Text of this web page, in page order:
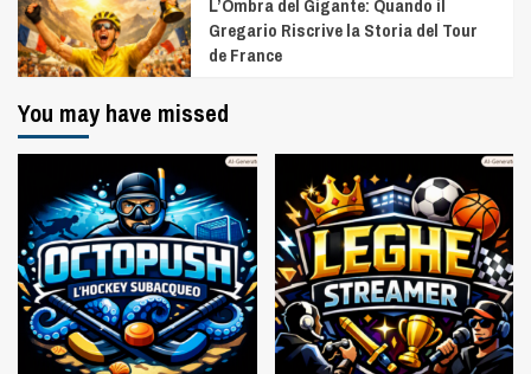
L’Ombra del Gigante: Quando il
Gregario Riscrive la Storia del Tour
de France
You may have missed